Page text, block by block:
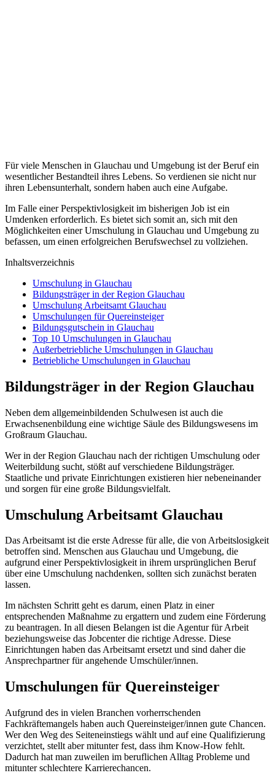
Für viele Menschen in Glauchau und Umgebung ist der Beruf ein
wesentlicher Bestandteil ihres Lebens. So verdienen sie nicht nur
ihren Lebensunterhalt, sondern haben auch eine Aufgabe.
Im Falle einer Perspektivlosigkeit im bisherigen Job ist ein
Umdenken erforderlich. Es bietet sich somit an, sich mit den
Möglichkeiten einer Umschulung in Glauchau und Umgebung zu
befassen, um einen erfolgreichen Berufswechsel zu vollziehen.
Inhaltsverzeichnis
Umschulung in Glauchau
Bildungsträger in der Region Glauchau
Umschulung Arbeitsamt Glauchau
Umschulungen für Quereinsteiger
Bildungsgutschein in Glauchau
Top 10 Umschulungen in Glauchau
Außerbetriebliche Umschulungen in Glauchau
Betriebliche Umschulungen in Glauchau
Bildungsträger in der Region Glauchau
Neben dem allgemeinbildenden Schulwesen ist auch die
Erwachsenenbildung eine wichtige Säule des Bildungswesens im
Großraum Glauchau.
Wer in der Region Glauchau nach der richtigen Umschulung oder
Weiterbildung sucht, stößt auf verschiedene Bildungsträger.
Staatliche und private Einrichtungen existieren hier nebeneinander
und sorgen für eine große Bildungsvielfalt.
Umschulung Arbeitsamt Glauchau
Das Arbeitsamt ist die erste Adresse für alle, die von Arbeitslosigkeit
betroffen sind. Menschen aus Glauchau und Umgebung, die
aufgrund einer Perspektivlosigkeit in ihrem ursprünglichen Beruf
über eine Umschulung nachdenken, sollten sich zunächst beraten
lassen.
Im nächsten Schritt geht es darum, einen Platz in einer
entsprechenden Maßnahme zu ergattern und zudem eine Förderung
zu beantragen. In all diesen Belangen ist die Agentur für Arbeit
beziehungsweise das Jobcenter die richtige Adresse. Diese
Einrichtungen haben das Arbeitsamt ersetzt und sind daher die
Ansprechpartner für angehende Umschüler/innen.
Umschulungen für Quereinsteiger
Aufgrund des in vielen Branchen vorherrschenden
Fachkräftemangels haben auch Quereinsteiger/innen gute Chancen.
Wer den Weg des Seiteneinstiegs wählt und auf eine Qualifizierung
verzichtet, stellt aber mitunter fest, dass ihm Know-How fehlt.
Dadurch hat man zuweilen im beruflichen Alltag Probleme und
mitunter schlechtere Karrierechancen.